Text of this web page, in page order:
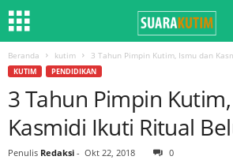
Beranda kutim 3 Tahun Pimpin Kutim, Ismu dan
KUTIM PENDIDIKAN
3 Tahun Pimpin
Kasmidi Ikuti Ritual
Penulis Redaksi - Okt 22, 2018 0